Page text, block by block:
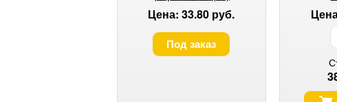
пистолетов, прозрачные
универсальные 12х300 мм
Цена: 33.80 руб.
Под заказ